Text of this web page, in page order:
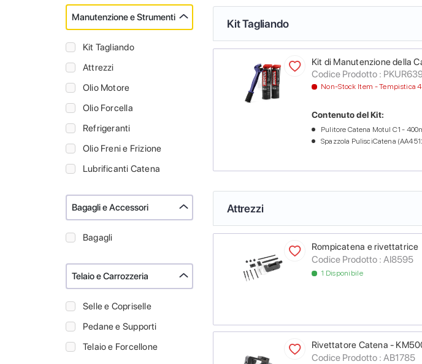
Manutenzione e Strumenti
Kit Tagliando
Attrezzi
Olio Motore
Olio Forcella
Refrigeranti
Olio Freni e Frizione
Lubrificanti Catena
Bagagli e Accessori
Bagagli
Telaio e Carrozzeria
Selle e Copriselle
Pedane e Supporti
Telaio e Forcellone
Kit Tagliando
Kit di Manutenzione della
Codice Prodotto :
Non-Stock Item - Tempistica
Contenuto del Kit:
Pulitore Catena Motul C1 -
Spazzola PulisciCatena
Attrezzi
Rompicatena e rivettatrice
Codice Prodotto : AI8595
1 Disponibile
Rivettatore Catena -
Codice Prodotto : AB1785